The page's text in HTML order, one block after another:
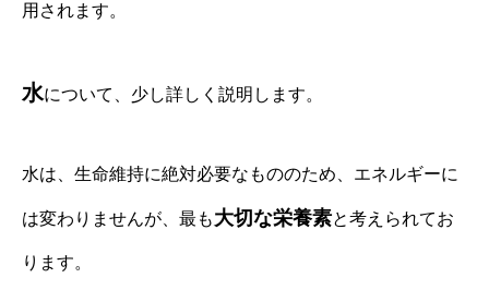
用されます。
水について、少し詳しく説明します。
水は、生命維持に絶対必要なもののため、エネルギーに
は変わりませんが、最も大切な栄養素と考えられてお
ります。